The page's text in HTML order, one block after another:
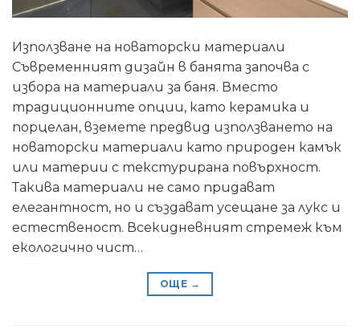
Използване на новаторски материали
Съвременният дизайн в банята започва с
избора на материали за баня. Вместо
традиционните опции, като керамика и
порцелан, вземете предвид използването на
новаторски материали като природен камък
или материи с текстурирана повърхност.
Такива материали не само придават
елегантност, но и създават усещане за лукс и
естественост. Всекидневният стремеж към
екологично чист…
ОЩЕ →